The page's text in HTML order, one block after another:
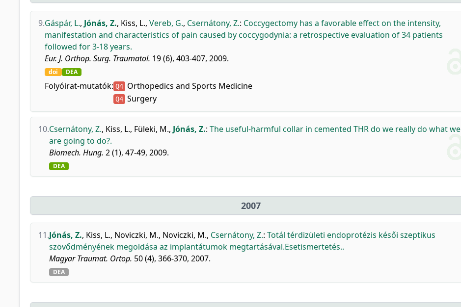
9.Gáspár, L., Jónás, Z., Kiss, L., Vereb, G., Csernátony, Z.: Coccygectomy has a favorable effect on the intensity,
manifestation and characteristics of pain caused by coccygodynia: a retrospective evaluation of 34 patients
followed for 3-18 years.
Eur. J. Orthop. Surg. Traumatol. 19 (6), 403-407, 2009.
doi DEA
Folyóirat-mutatók: Q4 Orthopedics and Sports Medicine
Q4 Surgery
10.Csernátony, Z., Kiss, L., Füleki, M., Jónás, Z.: The useful-harmful collar in cemented THR do we really do what we
are going to do?.
Biomech. Hung. 2 (1), 47-49, 2009.
DEA
2007
11.Jónás, Z., Kiss, L., Noviczki, M., Noviczki, M., Csernátony, Z.: Totál térdizületi endoprotézis késői szeptikus
szövődményének megoldása az implantátumok megtartásával.Esetismertetés..
Magyar Traumat. Ortop. 50 (4), 366-370, 2007.
DEA